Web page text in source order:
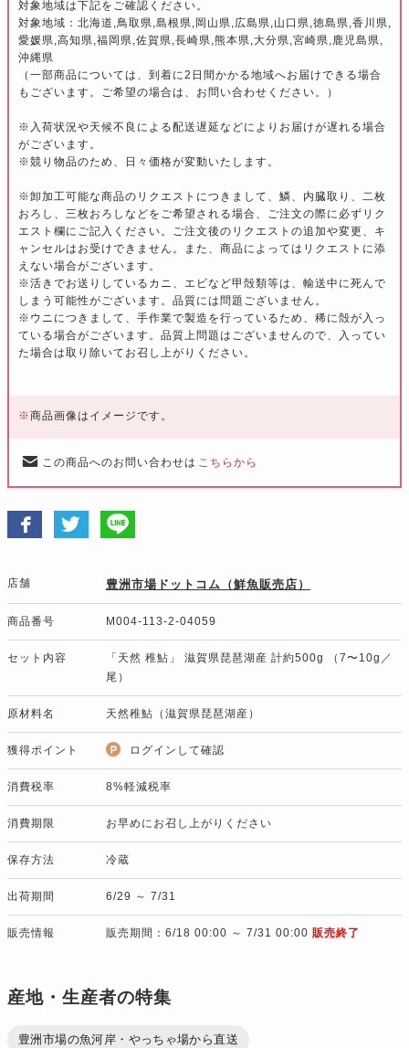
対象地域は下記をご確認ください。
対象地域：北海道,鳥取県,島根県,岡山県,広島県,山口県,徳島県,香川県,
愛媛県,高知県,福岡県,佐賀県,長崎県,熊本県,大分県,宮崎県,鹿児島県,
沖縄県
（一部商品については、到着に2日間かかる地域へお届けできる場合
もございます。ご希望の場合は、お問い合わせください。）
※入荷状況や天候不良による配送遅延などによりお届けが遅れる場合
がございます。
※競り物品のため、日々価格が変動いたします。
※卸加工可能な商品のリクエストにつきまして、鱗、内臓取り、二枚
おろし、三枚おろしなどをご希望される場合、ご注文の際に必ずリク
エスト欄にご記入ください。ご注文後のリクエストの追加や変更、キ
ャンセルはお受けできません。また、商品によってはリクエストに添
えない場合がございます。
※活きでお送りしているカニ、エビなど甲殻類等は、輸送中に死んで
しまう可能性がございます。品質には問題ございません。
※ウニにつきまして、手作業で製造を行っているため、稀に殻が入っ
ている場合がございます。品質上問題はございませんので、入ってい
た場合は取り除いてお召し上がりください。
※商品画像はイメージです。
この商品へのお問い合わせは こちらから
店舗 豊洲市場ドットコム（鮮魚販売店）
商品番号 M004-113-2-04059
セット内容
「天然 稚鮎」 滋賀県琵琶湖産 計約500g （7〜10g／
尾）
原材料名 天然稚鮎（滋賀県琵琶湖産）
獲得ポイント ログインして確認
消費税率 8%軽減税率
消費期限 お早めにお召し上がりください
保存方法 冷蔵
出荷期間 6/29 ～ 7/31
販売情報 販売期間：6/18 00:00 ～ 7/31 00:00 販売終了
産地・生産者の特集
豊洲市場の魚河岸・やっちゃ場から直送